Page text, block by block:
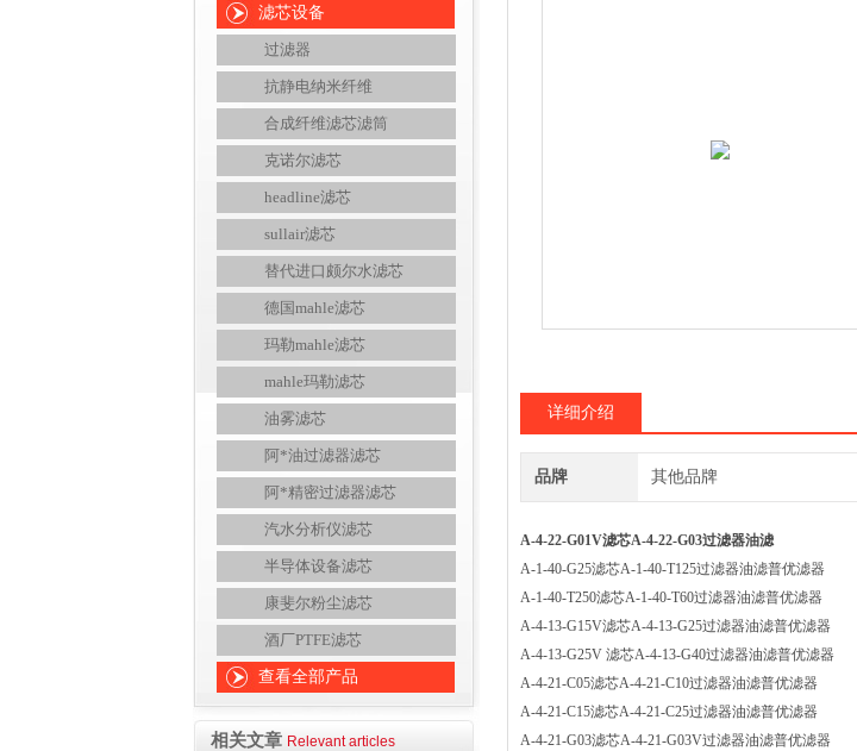
滤芯设备
过滤器
抗静电纳米纤维
合成纤维滤芯滤筒
克诺尔滤芯
headline滤芯
sullair滤芯
替代进口颇尔水滤芯
德国mahle滤芯
玛勒mahle滤芯
mahle玛勒滤芯
油雾滤芯
阿*油过滤器滤芯
阿*精密过滤器滤芯
汽水分析仪滤芯
半导体设备滤芯
康斐尔粉尘滤芯
酒厂PTFE滤芯
查看全部产品
相关文章 Relevant articles
详细介绍
品牌 其他品牌
A-4-22-G01V滤芯A-4-22-G03过滤器油滤
A-1-40-G25滤芯A-1-40-T125过滤器油滤普优滤器
A-1-40-T250滤芯A-1-40-T60过滤器油滤普优滤器
A-4-13-G15V滤芯A-4-13-G25过滤器油滤普优滤器
A-4-13-G25V 滤芯A-4-13-G40过滤器油滤普优滤器
A-4-21-C05滤芯A-4-21-C10过滤器油滤普优滤器
A-4-21-C15滤芯A-4-21-C25过滤器油滤普优滤器
A-4-21-G03滤芯A-4-21-G03V过滤器油滤普优滤器